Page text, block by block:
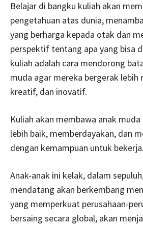
Belajar di bangku kuliah akan
pengetahuan atas dunia,
yang berharga kepada otak dan
perspektif tentang apa yang bisa
kuliah adalah cara mendorong
muda agar mereka bergerak lebih
kreatif, dan inovatif.
Kuliah akan membawa anak
lebih baik, memberdayakan, dan
dengan kemampuan untuk bekerja.
Anak-anak ini kelak, dalam
mendatang akan berkembang
yang memperkuat perusahaan-
bersaing secara global, akan